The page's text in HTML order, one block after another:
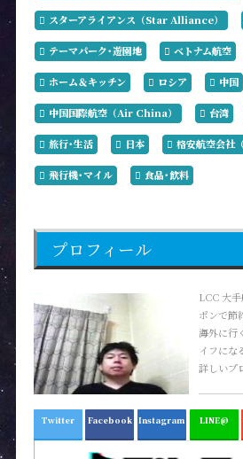
スターアライアンス（Star Alliance）
テーマパーク･遊園地 ベトナム航空
ホーム＆キッチン ロシア 中国
中国国際航空（Air China） 台湾
旅行･生活 日本 格安航空会社
飛行機･マイル 食品･飲料
プロフィール
LCC 大
ポンで節
海外に行
イフにな
詳しいプ
Twitter Facebook Instagram LINE@